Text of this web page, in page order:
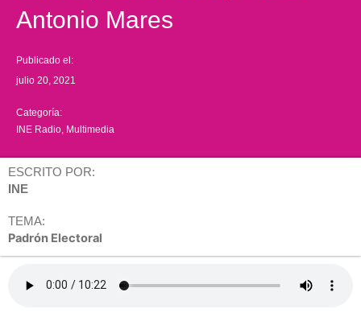
Antonio Mares
Publicado el:
julio 20, 2021
Categoría:
INE Radio Multimedia
ESCRITO POR:
INE
TEMA:
Padrón Electoral